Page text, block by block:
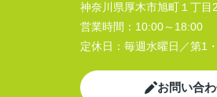
神奈川県厚木市旭町１丁
営業時間： 10:00～18:00
定休日： 毎週水曜日／第1
お問い合